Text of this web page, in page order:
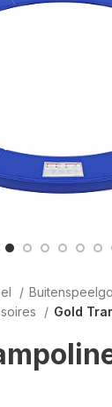
Gold